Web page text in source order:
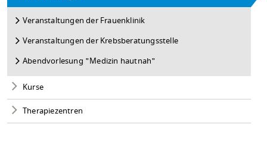
Veranstaltungen der Frauenklinik
Veranstaltungen der Krebsberatungsstelle
Abendvorlesung "Medizin hautnah"
Kurse
Therapiezentren